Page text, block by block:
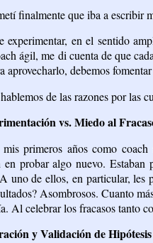
finalmente que iba a escribir
experimentar, en el sentido
ágil, me di cuenta de que
aprovecharlo, debemos
de las razones por las
vs. Miedo al
primeros años como
en probar algo nuevo.
uno de ellos, en particular, les
Asombrosos. Cuanto
Al celebrar los fracasos tanto
y Validación de Hipótesis